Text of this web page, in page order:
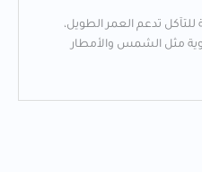
للتآكل تدعم العمر الطويل،
مثل الشمس والأمطار